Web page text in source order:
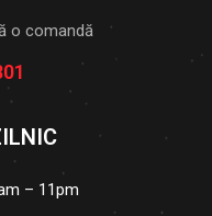
o comandă
– 11pm